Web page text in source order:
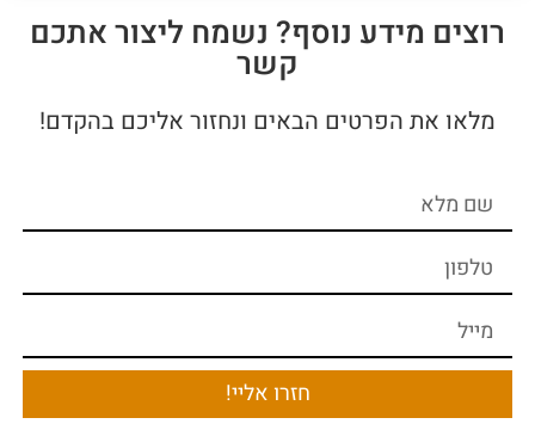
רוצים מידע נוסף? נשמח ליצור אתכם
קשר
מלאו את הפרטים הבאים ונחזור אליכם בהקדם!
חזרו אליי!